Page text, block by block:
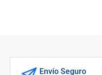
Envío Seguro